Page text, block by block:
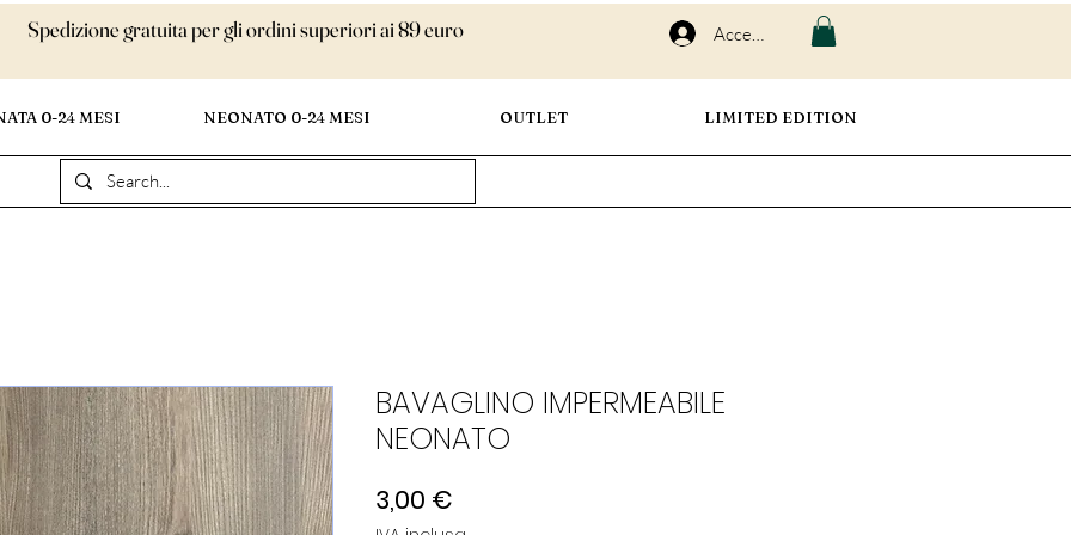
Spedizione gratuita per gli ordini superiori ai 89 euro Accedi
0-24 MESI NEONATO 0-24 MESI OUTLET LIMITED EDITION
BAVAGLINO IMPERMEABILE
NEONATO
3,00 €